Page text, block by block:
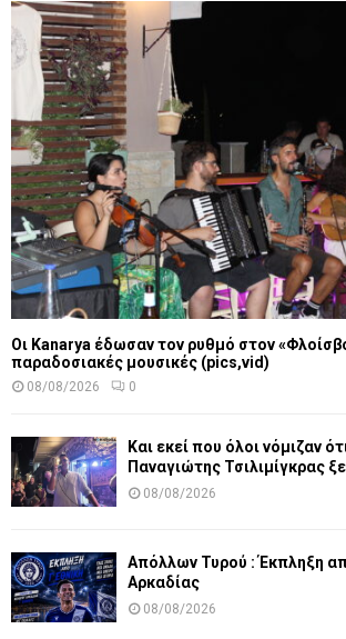
Οι Kanarya έδωσαν τον ρυθμό στον
παραδοσιακές μουσικές (pics,vid)
08/08/2026 0
Και εκεί που όλοι νόμιζαν
Παναγιώτης Τσιλιμίγκρας
08/08/2026
Απόλλων Τυρού : Έκπληξη
Αρκαδίας
08/08/2026